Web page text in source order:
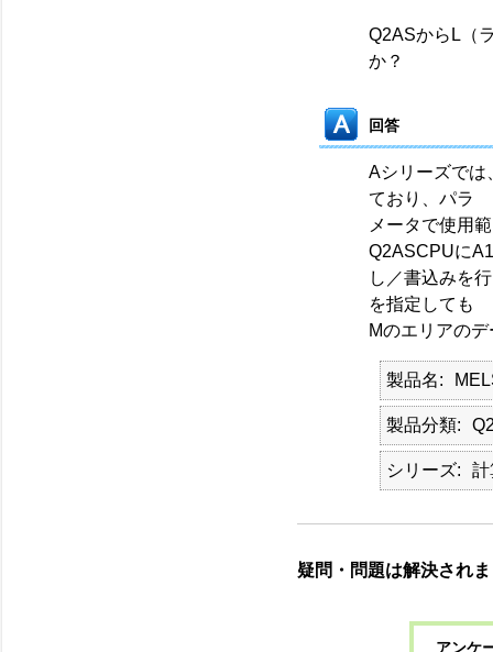
Q2ASからL（
か？
回答
Aシリーズでは
ており、パラ
メータで使用
Q2ASCPUに
し／書込みを
を指定しても
Mのエリアの
製品名
製品分類
シリーズ 計
疑問・問題は解決され
アンケ